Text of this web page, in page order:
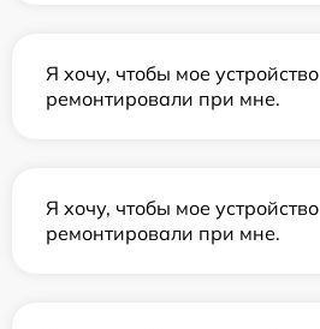
Я хочу, чтобы мое устройство
ремонтировали при мне.
Я хочу, чтобы мое устройство
ремонтировали при мне.